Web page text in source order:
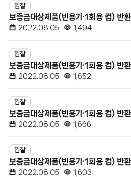
제
목,
등
록
일,
첨
부
파
일,
조
수
입찰
보증금대상제품(빈용기·1회용 컵) 반
2022.08.05 1,494
입찰
보증금대상제품(빈용기·1회용 컵) 반
2022.08.05 1,652
입찰
보증금대상제품(빈용기·1회용 컵) 반
2022.08.05 1,666
입찰
보증금대상제품(빈용기·1회용 컵) 반
2022.08.05 1,603